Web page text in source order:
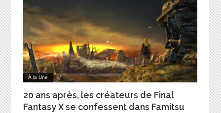
À la Une
20 ans après, les créateurs de Final
Fantasy X se confessent dans Famitsu